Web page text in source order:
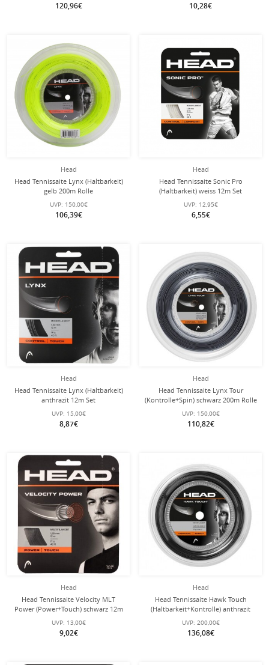
120,96€ 10,28€
Head
Head Tennissaite Lynx (Haltbarkeit)
gelb 200m Rolle
UVP: 150,00€
106,39€
Head
Head Tennissaite Sonic Pro
(Haltbarkeit) weiss 12m Set
UVP: 12,95€
6,55€
Head
Head Tennissaite Lynx (Haltbarkeit)
anthrazit 12m Set
UVP: 15,00€
8,87€
Head
Head Tennissaite Lynx Tour
(Kontrolle+Spin) schwarz 200m Rolle
UVP: 150,00€
110,82€
Head
Head Tennissaite Velocity MLT
Power (Power+Touch) schwarz 12m
Set
UVP: 13,00€
9,02€
Head
Head Tennissaite Hawk Touch
(Haltbarkeit+Kontrolle) anthrazit
200m Rolle
UVP: 200,00€
136,08€